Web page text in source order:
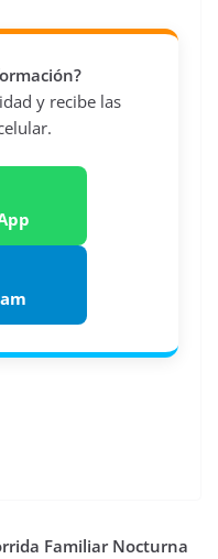
y recibe las
Familiar Nocturna